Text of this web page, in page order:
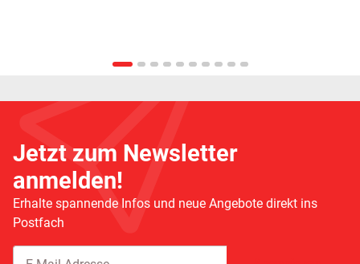
Jetzt zum Newsletter
anmelden!
Erhalte spannende Infos und neue Angebote direkt ins
Postfach